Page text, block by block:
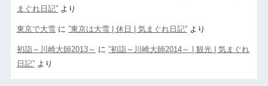
まぐれ日記”より
東京で大雪に ”東京は大雪 | 休日 | 気まぐれ日記”より
初詣～川崎大師2013～ に ”初詣～川崎大師2014～ | 観光 | 気まぐれ
日記”より